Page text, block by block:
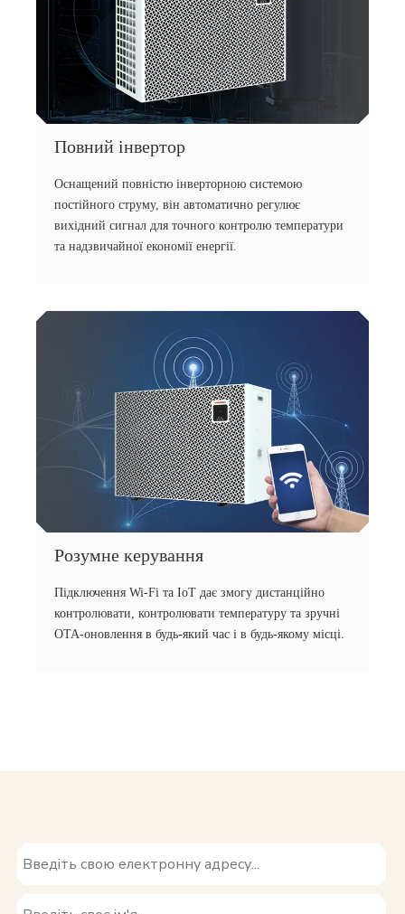
Повний інвертор
Оснащений повністю інверторною системою
постійного струму, він автоматично регулює
вихідний сигнал для точного контролю температури
та надзвичайної економії енергії.
Розумне керування
Підключення Wi-Fi та IoT дає змогу дистанційно
контролювати, контролювати температуру та зручні
OTA-оновлення в будь-який час і в будь-якому місці.